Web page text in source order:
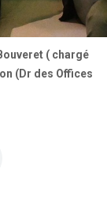
( chargé
(Dr des Offices